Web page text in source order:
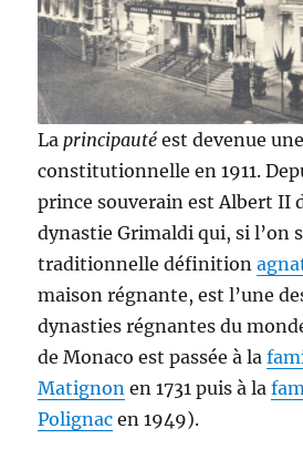
La principauté est devenue
constitutionnelle en 1911.
prince souverain est Albert II
dynastie Grimaldi qui, si l’on
traditionnelle définition
maison régnante, est l’une
dynasties régnantes du
de Monaco est passée à la
Matignon en 1731 puis à la
Polignac en 1949).